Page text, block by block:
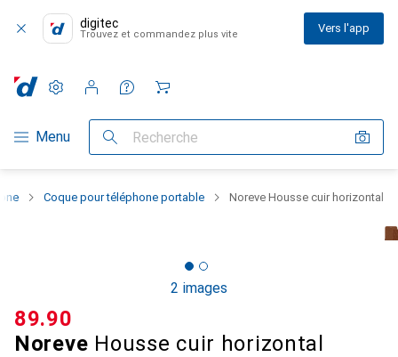
digitec
Trouvez et commandez plus vite Vers l'app
Navigation par catégorie
Menu Recherche
Paramètres
Compte client
Listes de comparaison
Listes d'envies
Panier
Coque pour téléphone portable Noreve Housse cuir horizontal
2 images
Noreve Housse cuir horizontal
CHF
89.90